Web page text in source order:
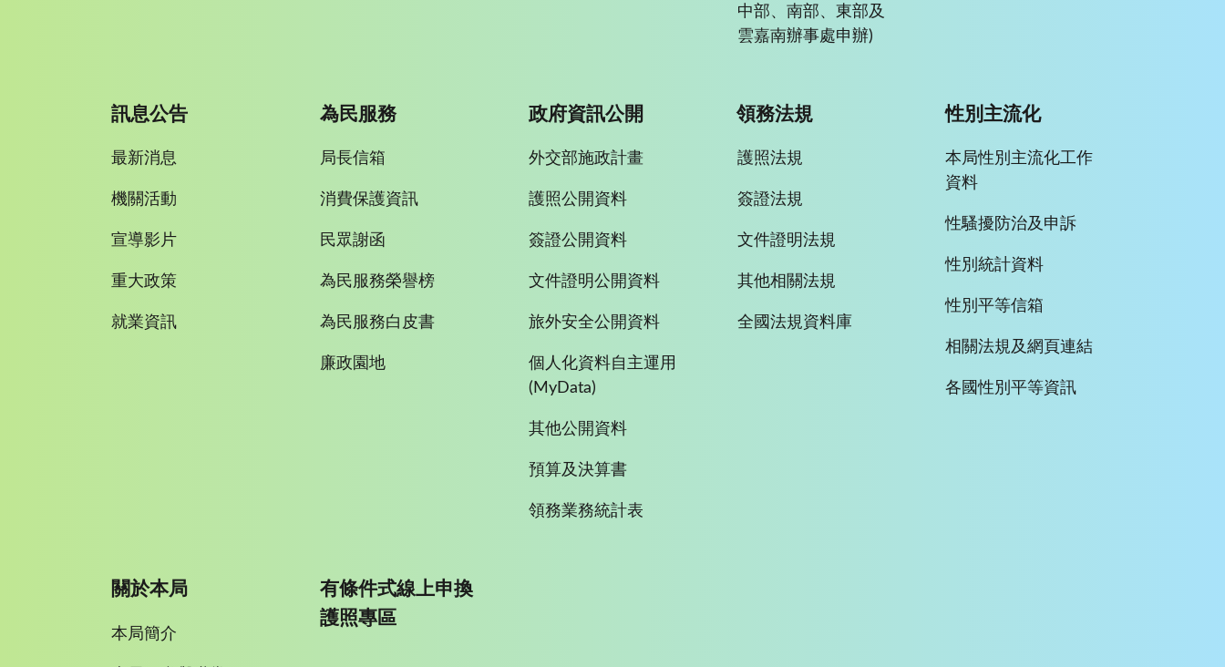
中部、南部、東部及
雲嘉南辦事處申辦)
訊息公告
最新消息
機關活動
宣導影片
重大政策
就業資訊
為民服務
局長信箱
消費保護資訊
民眾謝函
為民服務榮譽榜
為民服務白皮書
廉政園地
政府資訊公開
外交部施政計畫
護照公開資料
簽證公開資料
文件證明公開資料
旅外安全公開資料
個人化資料自主運用
(MyData)
其他公開資料
預算及決算書
領務業務統計表
領務法規
護照法規
簽證法規
文件證明法規
其他相關法規
全國法規資料庫
性別主流化
本局性別主流化工作
資料
性騷擾防治及申訴
性別統計資料
性別平等信箱
相關法規及網頁連結
各國性別平等資訊
關於本局
本局簡介
有條件式線上申換
護照專區